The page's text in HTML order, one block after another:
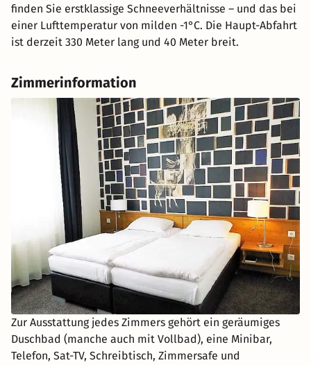
finden Sie erstklassige Schneeverhältnisse – und das bei
einer Lufttemperatur von milden -1°C. Die Haupt-Abfahrt
ist derzeit 330 Meter lang und 40 Meter breit.
Zimmerinformation
Zur Ausstattung jedes Zimmers gehört ein geräumiges
Duschbad (manche auch mit Vollbad), eine Minibar,
Telefon, Sat-TV, Schreibtisch, Zimmersafe und